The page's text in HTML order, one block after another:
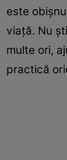
este
viață. Nu
multe ori,
practică